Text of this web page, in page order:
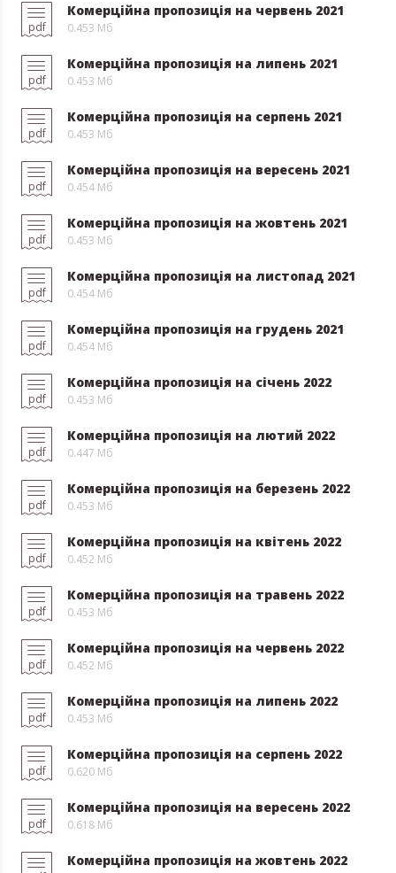
pdf
Комерційна пропозиція на червень 2021
0.453 Мб
pdf
Комерційна пропозиція на липень 2021
0.453 Мб
pdf
Комерційна пропозиція на серпень 2021
0.453 Мб
pdf
Комерційна пропозиція на вересень 2021
0.454 Мб
pdf
Комерційна пропозиція на жовтень 2021
0.453 Мб
pdf
Комерційна пропозиція на листопад 2021
0.454 Мб
pdf
Комерційна пропозиція на грудень 2021
0.454 Мб
pdf
Комерційна пропозиція на січень 2022
0.453 Мб
pdf
Комерційна пропозиція на лютий 2022
0.447 Мб
pdf
Комерційна пропозиція на березень 2022
0.453 Мб
pdf
Комерційна пропозиція на квітень 2022
0.452 Мб
pdf
Комерційна пропозиція на травень 2022
0.453 Мб
pdf
Комерційна пропозиція на червень 2022
0.452 Мб
pdf
Комерційна пропозиція на липень 2022
0.453 Мб
pdf
Комерційна пропозиція на серпень 2022
0.620 Мб
pdf
Комерційна пропозиція на вересень 2022
0.618 Мб
Комерційна пропозиція на жовтень 2022